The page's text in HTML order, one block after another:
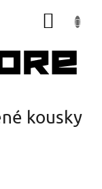
kousky